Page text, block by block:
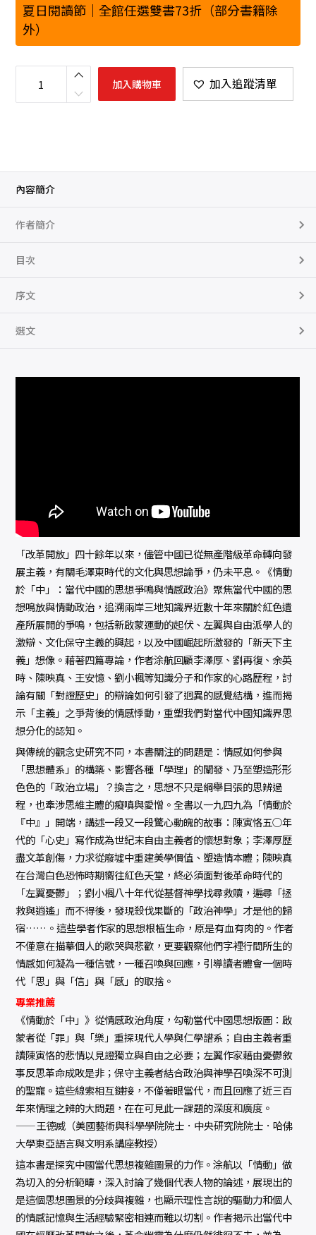
夏日閱讀節｜全館任選雙書73折（部分書籍除
外）
情
「
國
思
想
鳴
與
政
治
加入購物車 加入追蹤清單
內容簡介
作者簡介
目次
序文
選文
「改革開放」四十餘年以來，儘管中國已從無產階級革命轉向發
展主義，有關毛澤東時代的文化與思想論爭，仍未平息。《情動
於「中」：當代中國的思想爭鳴與情感政治》聚焦當代中國的思
想鳴放與情動政治，追溯兩岸三地知識界近數十年來關於紅色遺
產所展開的爭鳴，包括新啟蒙運動的起伏、左翼與自由派學人的
激辯、文化保守主義的興起，以及中國崛起所激發的「新天下主
義」想像。藉著四篇專論，作者涂航回顧李澤厚、劉再復、余英
時、陳映真、王安憶、劉小楓等知識分子和作家的心路歷程，討
論有關「對證歷史」的辯論如何引發了迥異的感覺結構，進而揭
示「主義」之爭背後的情感悸動，重塑我們對當代中國知識界思
想分化的認知。
與傳統的觀念史研究不同，本書關注的問題是：情感如何參與
「思想體系」的構築、影響各種「學理」的闡發、乃至塑造形形
色色的「政治立場」？換言之，思想不只是綱舉目張的思辨過
程，也牽涉思維主體的癡嗔與愛憎。全書以一九四九為「情動於
『中』」開端，講述一段又一段驚心動魄的故事：陳寅恪五○年
代的「心史」寫作成為世紀末自由主義者的懷想對象；李澤厚歷
盡文革創傷，力求從廢墟中重建美學價值、塑造情本體；陳映真
在台灣白色恐怖時期嚮往紅色天堂，終必須面對後革命時代的
「左翼憂鬱」；劉小楓八十年代從基督神學找尋救贖，遍尋「拯
救與逍遙」而不得後，發現殺伐果斷的「政治神學」才是他的歸
宿……。這些學者作家的思想根植生命，原是有血有肉的。作者
不僅意在描摹個人的歌哭與悲歡，更要觀察他們字裡行間所生的
情感如何凝為一種信號，一種召喚與回應，引導讀者體會一個時
代「思」與「信」與「感」的取捨。
專業推薦
《情動於「中」》從情感政治角度，勾勒當代中國思想版圖：啟
蒙者從「罪」與「樂」重探現代人學與仁學譜系；自由主義者重
讀陳寅恪的悲情以見證獨立與自由之必要；左翼作家藉由憂鬱敘
事反思革命成敗是非；保守主義者結合政治與神學召喚深不可測
的聖寵。這些線索相互鏈接，不僅著眼當代，而且回應了近三百
年來情理之辨的大問題，在在可見此一課題的深度和廣度。
——王德威（美國藝術與科學學院院士．中央研究院院士．哈佛
大學東亞語言與文明系講座教授）
這本書是探究中國當代思想複雜圖景的力作。涂航以「情動」做
為切入的分析範疇，深入討論了幾個代表人物的論述，展現出的
是這個思想圖景的分歧與複雜，也顯示理性言說的驅動力和個人
的情感記憶與生活經驗緊密相連而難以切割。作者揭示出當代中